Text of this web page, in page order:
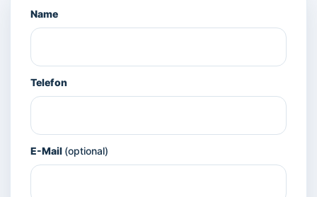
Name
Telefon
E-Mail (optional)